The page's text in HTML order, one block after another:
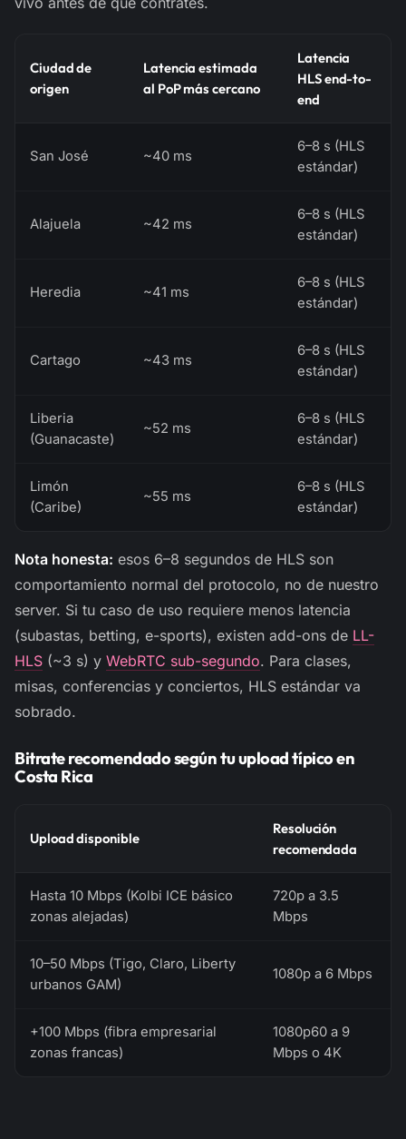
Ciudad de
origen
Latencia estimada
al PoP más cercano
Latencia
HLS end-to-
end
San José ~40 ms
6–8 s (HLS
estándar)
Alajuela ~42 ms
6–8 s (HLS
estándar)
Heredia ~41 ms
6–8 s (HLS
estándar)
Cartago ~43 ms
6–8 s (HLS
estándar)
Liberia
(Guanacaste)
~52 ms
6–8 s (HLS
estándar)
Limón
(Caribe)
~55 ms
6–8 s (HLS
estándar)
Nota honesta: esos 6–8 segundos de HLS son
comportamiento normal del protocolo, no de nuestro
server. Si tu caso de uso requiere menos latencia
(subastas, betting, e-sports), existen add-ons de LL-
HLS (~3 s) y WebRTC sub-segundo. Para clases,
misas, conferencias y conciertos, HLS estándar va
sobrado.
Bitrate recomendado según tu upload típico en
Costa Rica
Upload disponible
Resolución
recomendada
Hasta 10 Mbps (Kolbi ICE básico
zonas alejadas)
720p a 3.5
Mbps
10–50 Mbps (Tigo, Claro, Liberty
urbanos GAM)
1080p a 6 Mbps
+100 Mbps (fibra empresarial
zonas francas)
1080p60 a 9
Mbps o 4K